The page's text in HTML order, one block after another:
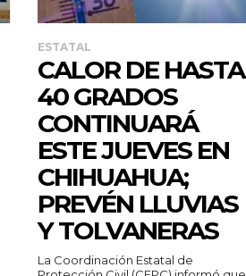
ESTATAL
CALOR DE HASTA
40 GRADOS
CONTINUARÁ
ESTE JUEVES EN
CHIHUAHUA;
PREVÉN LLUVIAS
Y TOLVANERAS
La Coordinación Estatal de